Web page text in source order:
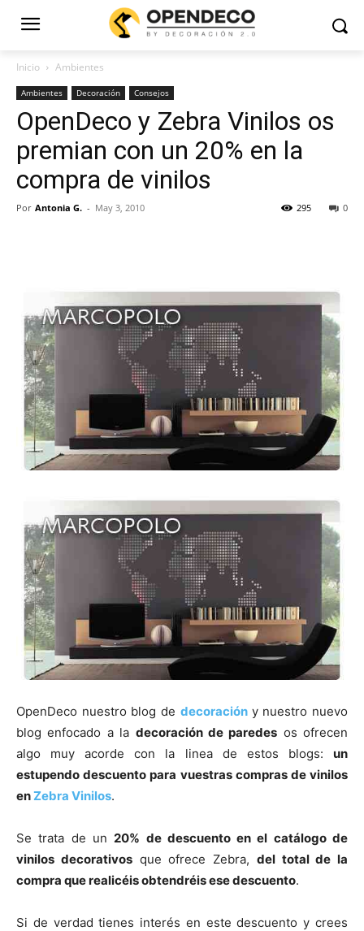
Inicio Ambientes
Ambientes Decoración Consejos
OpenDeco y Zebra Vinilos os
premian con un 20% en la
compra de vinilos
Por Antonia G. - May 3, 2010 0
295
OpenDeco nuestro blog de decoración y nuestro nuevo
blog enfocado a la decoración de paredes os ofrecen
algo muy acorde con la linea de estos blogs: un
estupendo descuento para vuestras compras de vinilos
enZebra Vinilos.
Se trata de un20% de descuento en el catálogo de
vinilos decorativosque ofrece Zebra, del total de la
compra que realicéis obtendréis ese descuento.
Si de verdad tienes interés en este descuento y crees